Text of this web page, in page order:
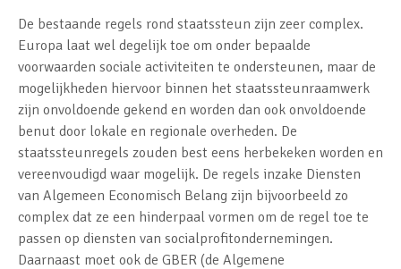
De bestaande regels rond staatssteun zijn zeer complex.
Europa laat wel degelijk toe om onder bepaalde
voorwaarden sociale activiteiten te ondersteunen, maar de
mogelijkheden hiervoor binnen het staatssteunraamwerk
zijn onvoldoende gekend en worden dan ook onvoldoende
benut door lokale en regionale overheden. De
staatssteunregels zouden best eens herbekeken worden en
vereenvoudigd waar mogelijk. De regels inzake Diensten
van Algemeen Economisch Belang zijn bijvoorbeeld zo
complex dat ze een hinderpaal vormen om de regel toe te
passen op diensten van socialprofitondernemingen.
Daarnaast moet ook de GBER (de Algemene